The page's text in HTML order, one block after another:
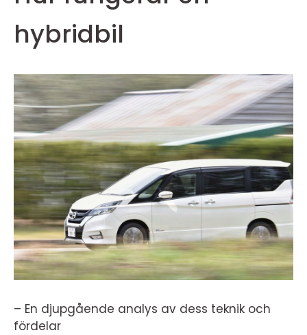
hybridbil
– En djupgående analys av dess teknik och
fördelar